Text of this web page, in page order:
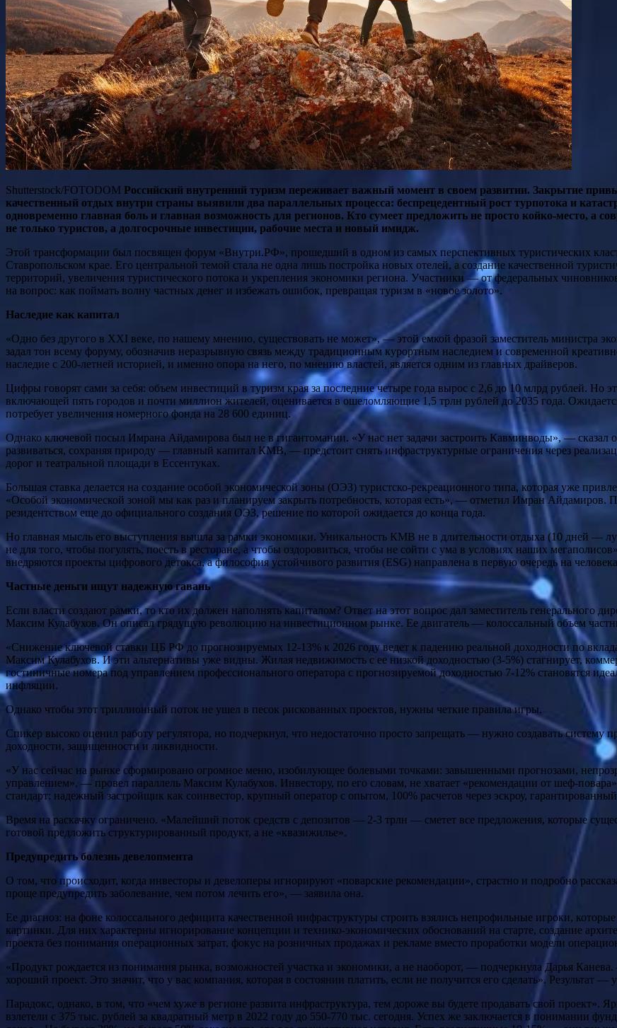
Shutterstock/FOTODOM Российский внутренний туризм переживает важный момент в своем развитии. Закрытие
качественный отдых внутри страны выявили два параллельных процесса: беспрецедентный рост турпотока и
одновременно главная боль и главная возможность для регионов. Кто сумеет предложить не просто койко-место, а
не только туристов, а долгосрочные инвестиции, рабочие места и новый имидж.
Этой трансформации был посвящен форум «Внутри.РФ», прошедший в одном из самых перспективных туристических
Ставропольском крае. Его центральной темой стала не одна лишь постройка новых отелей, а создание качественной
территорий, увеличения туристического потока и укрепления экономики региона. Участники — от федеральных
на вопрос: как поймать волну частных денег и избежать ошибок, превращая туризм в «новое золото».
Наследие как капитал
«Одно без другого в XXI веке, по нашему мнению, существовать не может», — этой емкой фразой заместитель министра
задал тон всему форуму, обозначив неразрывную связь между традиционным курортным наследием и современной
наследие с 200-летней историей, и именно опора на него, по мнению властей, является одним из главных драйверов.
Цифры говорят сами за себя: объем инвестиций в туризм края за последние четыре года вырос с 2,6 до 10 млрд рублей.
включающей пять городов и почти миллион жителей, оценивается в ошеломляющие 1,5 трлн рублей до 2035 года.
потребует увеличения номерного фонда на 28 600 единиц.
Однако ключевой посыл Имрана Айдамирова был не в гигантомании. «У нас нет задачи застроить Кавминводы», — сказал
развиваться, сохраняя природу — главный капитал КМВ, — предстоит снять инфраструктурные ограничения через
дорог и театральной площади в Ессентуках.
Большая ставка делается на создание особой экономической зоны (ОЭЗ) туристско-рекреационного типа, которая уже
«Особой экономической зоной мы как раз и планируем закрыть потребность, которая есть», — отметил Имран Айдамиров.
резидентством еще до официального создания ОЭЗ, решение по которой ожидается до конца года.
Но главная мысль его выступления вышла за рамки экономики. Уникальность КМВ не в длительности отдыха (10 дней —
не для того, чтобы погулять, поесть в ресторане, а чтобы оздоровиться, чтобы не сойти с ума в условиях наших
внедряются проекты цифрового детокса, а философия устойчивого развития (ESG) направлена в первую очередь на
Частные деньги ищут надежную гавань
Если власти создают рамки, то кто их должен наполнять капиталом? Ответ на этот вопрос дал заместитель
Максим Кулабухов. Он описал грядущую революцию на инвестиционном рынке. Ее двигатель — колоссальный объем
«Снижение ключевой ставки ЦБ РФ до прогнозируемых 12-13% к 2026 году ведет к падению реальной доходности по
Максим Кулабухов. И эти альтернативы уже видны. Жилая недвижимость с ее низкой доходностью (3-5%) стагнирует,
гостиничные номера под управлением профессионального оператора с прогнозируемой доходностью 7-12% становятся
инфляции.
Однако чтобы этот триллионный поток не ушел в песок рискованных проектов, нужны четкие правила игры.
Спикер высоко оценил работу регулятора, но подчеркнул, что недостаточно просто запрещать — нужно создавать систему
доходности, защищенности и ликвидности.
«У нас сейчас на рынке сформировано огромное меню, изобилующее болевыми точками: завышенными прогнозами,
управлением», — провел параллель Максим Кулабухов. Инвестору, по его словам, не хватает «рекомендации от шеф-
стандарт: надежный застройщик как соинвестор, крупный оператор с опытом, 100% расчетов через эскроу,
Время на раскачку ограничено. «Малейший поток средств с депозитов — 2-3 трлн — сметет все предложения, которые
готовой предложить структурированный продукт, а не «квазижилье».
Предупредить болезнь девелопмента
О том, что происходит, когда инвесторы и девелоперы игнорируют «поварские рекомендации», страстно и подробно
проще предупредить заболевание, чем потом лечить его», — заявила она.
Ее диагноз: на фоне колоссального дефицита качественной инфраструктуры строить взялись непрофильные игроки,
картинки. Для них характерны игнорирование концепции и технико-экономических обоснований на старте, создание
проекта без понимания операционных затрат, фокус на розничных продажах и рекламе вместо проработки модели
«Продукт рождается из понимания рынка, возможностей участка и экономики, а не наоборот, — подчеркнула Дарья
хороший проект. Это значит, что у вас компания, которая в состоянии платить, если не получится его сделать». Результат —
Парадокс, однако, в том, что «чем хуже в регионе развита инфраструктура, тем дороже вы будете продавать свой
взлетели с 375 тыс. рублей за квадратный метр в 2022 году до 550-770 тыс. сегодня. Успех же заключается в понимании